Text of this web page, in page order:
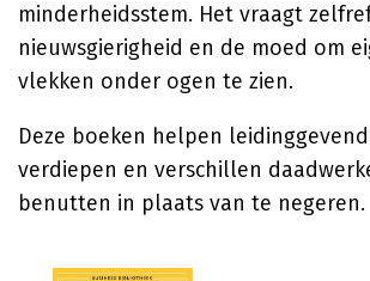
minderheidsstem. Het vraagt
nieuwsgierigheid en de moed om
vlekken onder ogen te zien.
Deze boeken helpen
verdiepen en verschillen
benutten in plaats van te negeren.